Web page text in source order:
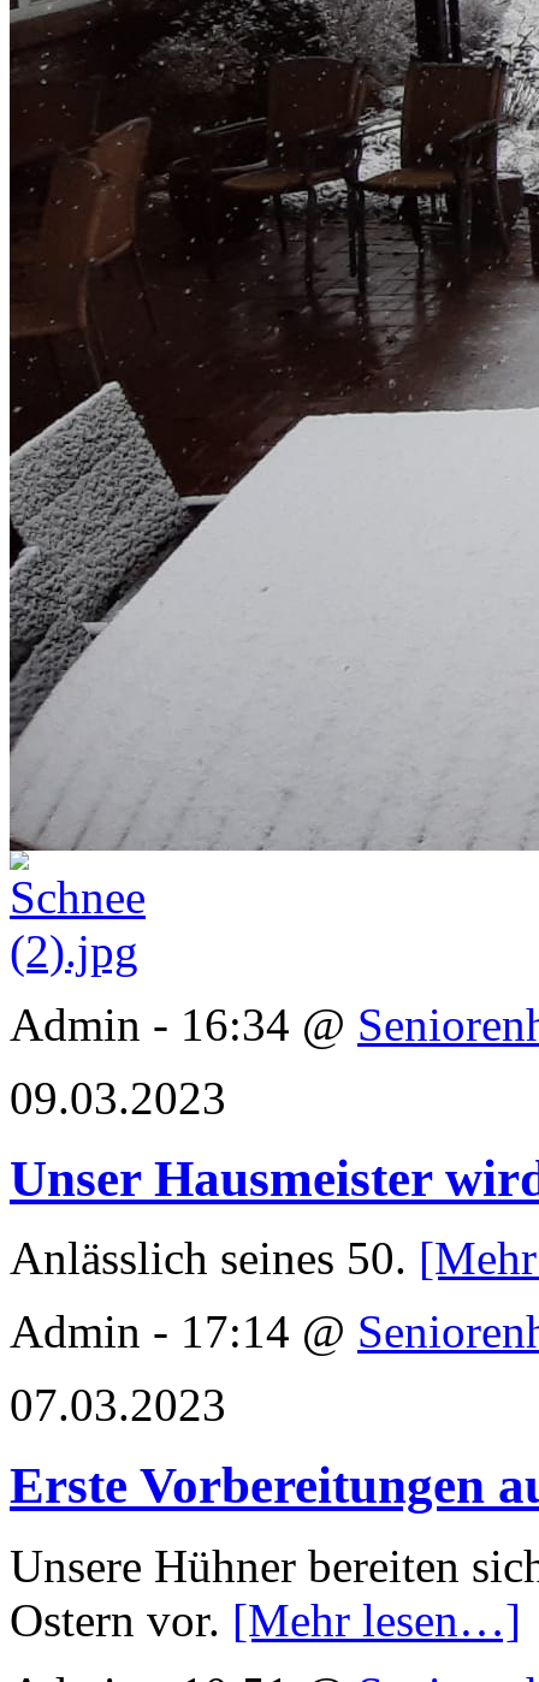
Admin - 16:34 @
09.03.2023
Unser Hausmeister
Anlässlich seines 50.
Admin - 17:14 @
07.03.2023
Erste Vorbereitungen
Unsere Hühner bereiten
Ostern vor. [Mehr lesen…]